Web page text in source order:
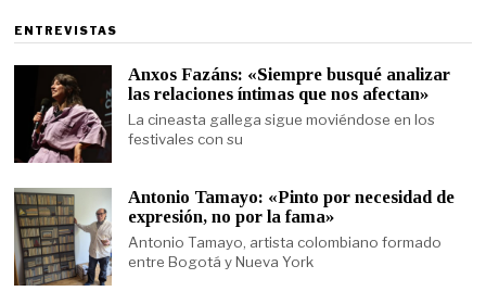
ENTREVISTAS
Anxos Fazáns: «Siempre busqué analizar
las relaciones íntimas que nos afectan»
La cineasta gallega sigue moviéndose en los
festivales con su
Antonio Tamayo: «Pinto por necesidad de
expresión, no por la fama»
Antonio Tamayo, artista colombiano formado
entre Bogotá y Nueva York